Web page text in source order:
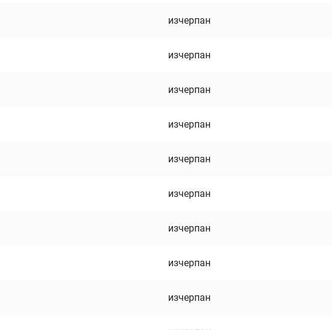
изчерпан
изчерпан
изчерпан
изчерпан
изчерпан
изчерпан
изчерпан
изчерпан
изчерпан